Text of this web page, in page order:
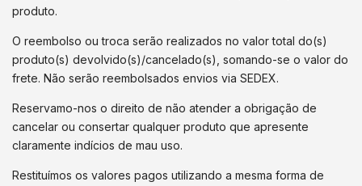
produto.
O reembolso ou troca serão realizados no valor total do(s)
produto(s) devolvido(s)/cancelado(s), somando-se o valor do
frete. Não serão reembolsados envios via SEDEX.
Reservamo-nos o direito de não atender a obrigação de
cancelar ou consertar qualquer produto que apresente
claramente indícios de mau uso.
Restituímos os valores pagos utilizando a mesma forma de